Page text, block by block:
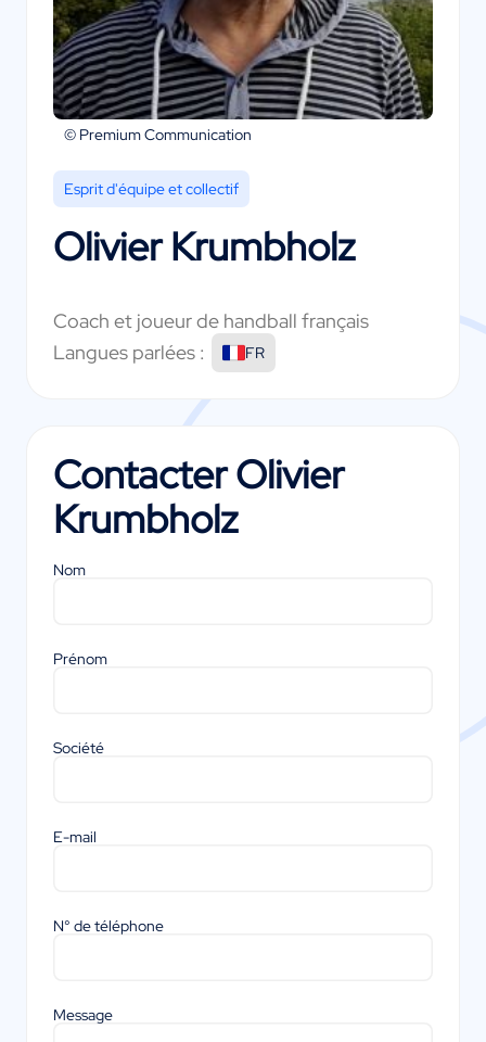
© Premium Communication
Esprit d'équipe et collectif
Olivier Krumbholz
Coach et joueur de handball français
Langues parlées :
FR
ContacterOlivier
Krumbholz
Nom
Prénom
Société
E-mail
N° de téléphone
Message